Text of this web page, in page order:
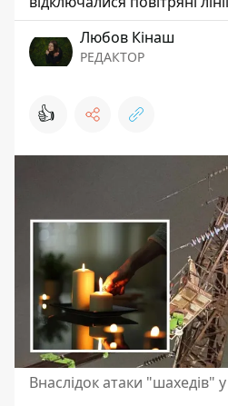
Любов Кінаш
РЕДАКТОР
👍
Внаслідок атаки "шахедів"